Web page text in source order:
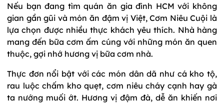
Nếu bạn đang tìm quán ăn gia đình HCM với không
gian gần gũi và món ăn đậm vị Việt, Cơm Niêu Cuội là
lựa chọn được nhiều thực khách yêu thích. Nhà hàng
mang đến bữa cơm ấm cúng với những món ăn quen
thuộc, gợi nhớ hương vị bữa cơm nhà.
Thực đơn nổi bật với các món dân dã như cá kho tộ,
rau luộc chấm kho quẹt, cơm niêu cháy cạnh hay gà
ta nướng muối ớt. Hương vị đậm đà, dễ ăn khiến nơi